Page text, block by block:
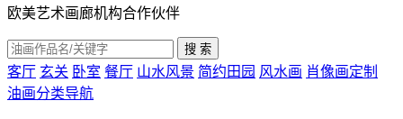
欧美艺术画廊机构合作伙伴
客厅 玄关 卧室 餐厅 山水风景 简约田园 风水画 肖像画定制
油画分类导航